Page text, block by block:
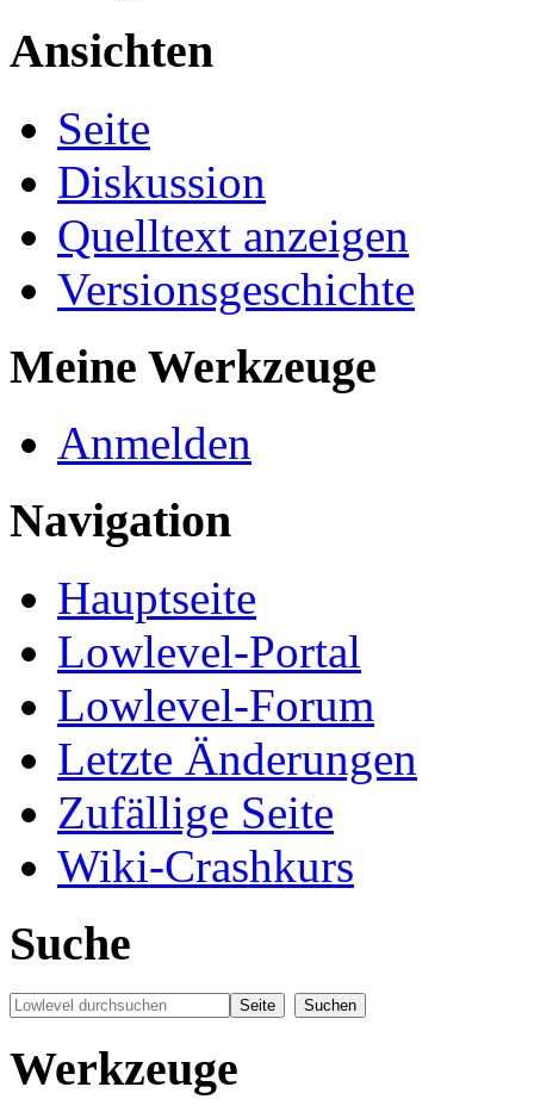
Ansichten
Seite
Diskussion
Quelltext anzeigen
Versionsgeschichte
Meine Werkzeuge
Anmelden
Navigation
Hauptseite
Lowlevel-Portal
Lowlevel-Forum
Letzte Änderungen
Zufällige Seite
Wiki-Crashkurs
Suche
Werkzeuge